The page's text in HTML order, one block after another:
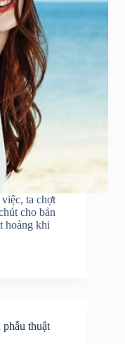
ta chợt
cho bản
hoảng khi
thuật